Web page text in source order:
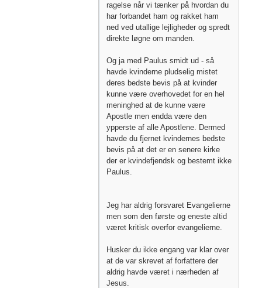
ragelse når vi tænker på hvordan du
har forbandet ham og rakket ham
ned ved utallige lejligheder og spredt
direkte løgne om manden.
Og ja med Paulus smidt ud - så
havde kvinderne pludselig mistet
deres bedste bevis på at kvinder
kunne være overhovedet for en hel
meninghed at de kunne være
Apostle men endda være den
ypperste af alle Apostlene. Dermed
havde du fjernet kvindernes bedste
bevis på at det er en senere kirke
der er kvindefjendsk og bestemt ikke
Paulus.
Jeg har aldrig forsvaret Evangelierne
men som den første og eneste altid
været kritisk overfor evangelierne.
Husker du ikke engang var klar over
at de var skrevet af forfattere der
aldrig havde været i nærheden af
Jesus.